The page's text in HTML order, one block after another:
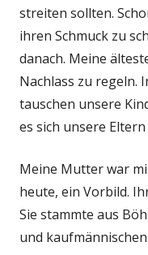
streiten sollten.
ihren Schmuck zu
danach. Meine
Nachlass zu regeln.
tauschen unsere
es sich unsere
Meine Mutter war
heute, ein Vorbild.
Sie stammte aus
und